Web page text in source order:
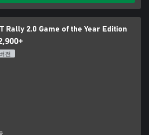
Rally 2.0 Game of the Year Edition
전